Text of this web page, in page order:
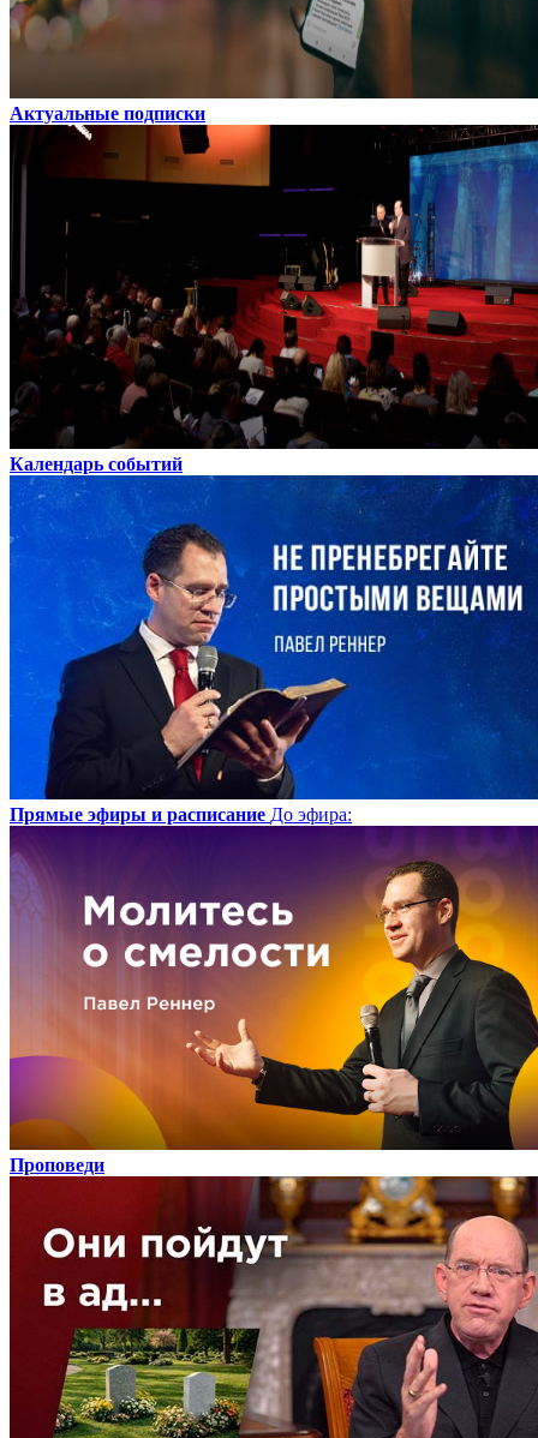
Актуальные подписки
Календарь событий
Прямые эфиры и расписание До эфира:
Проповеди